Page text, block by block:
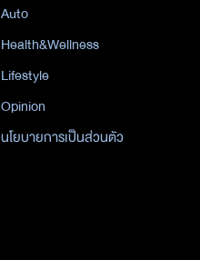
Auto
Health&Wellness
Lifestyle
Opinion
นโยบายการเป็นส่วนตัว